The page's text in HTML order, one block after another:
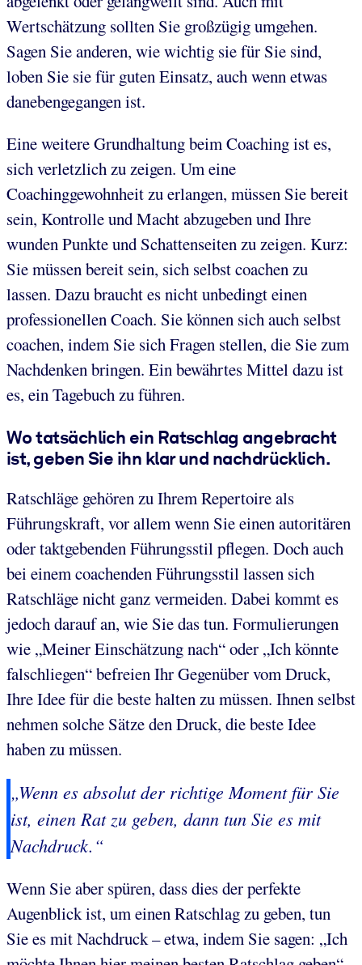
Wertschätzung sollten Sie großzügig umgehen.
Sagen Sie anderen, wie wichtig sie für Sie sind,
loben Sie sie für guten Einsatz, auch wenn etwas
danebengegangen ist.
Eine weitere Grundhaltung beim Coaching ist es,
sich verletzlich zu zeigen. Um eine
Coachinggewohnheit zu erlangen, müssen Sie bereit
sein, Kontrolle und Macht abzugeben und Ihre
wunden Punkte und Schattenseiten zu zeigen. Kurz:
Sie müssen bereit sein, sich selbst coachen zu
lassen. Dazu braucht es nicht unbedingt einen
professionellen Coach. Sie können sich auch selbst
coachen, indem Sie sich Fragen stellen, die Sie zum
Nachdenken bringen. Ein bewährtes Mittel dazu ist
es, ein Tagebuch zu führen.
Wo tatsächlich ein Ratschlag angebracht
ist, geben Sie ihn klar und nachdrücklich.
Ratschläge gehören zu Ihrem Repertoire als
Führungskraft, vor allem wenn Sie einen autoritären
oder taktgebenden Führungsstil pflegen. Doch auch
bei einem coachenden Führungsstil lassen sich
Ratschläge nicht ganz vermeiden. Dabei kommt es
jedoch darauf an, wie Sie das tun. Formulierungen
wie „Meiner Einschätzung nach“ oder „Ich könnte
falschliegen“ befreien Ihr Gegenüber vom Druck,
Ihre Idee für die beste halten zu müssen. Ihnen selbst
nehmen solche Sätze den Druck, die beste Idee
haben zu müssen.
„Wenn es absolut der richtige Moment für Sie
ist, einen Rat zu geben, dann tun Sie es mit
Nachdruck.“
Wenn Sie aber spüren, dass dies der perfekte
Augenblick ist, um einen Ratschlag zu geben, tun
Sie es mit Nachdruck – etwa, indem Sie sagen: „Ich